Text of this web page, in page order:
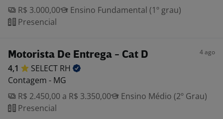
R$ 3.000,00
Ensino Fundamental (1º grau)
Presencial
Motorista De Entrega - Cat D 4 ago
4,1 SELECT RH
Contagem - MG
R$ 2.450,00 a R$ 3.350,00
Ensino Médio (2º Grau)
Presencial